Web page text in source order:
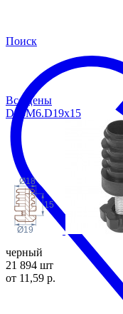
Поиск
Все цены
D18M6.D19x15
Ø18
15
Ø19
черный
21 894 шт
от 11,59 р.